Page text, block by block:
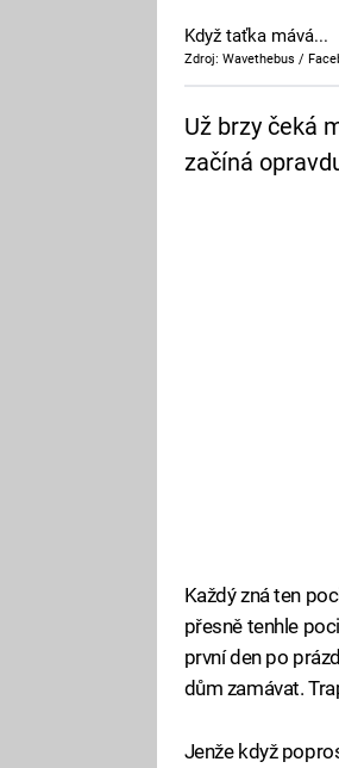
Když taťka mává...
Zdroj: Wavethebus /
Už brzy čeká
začíná
Každý zná ten
přesně tenhle
první den po
dům zamávat.
Jenže když